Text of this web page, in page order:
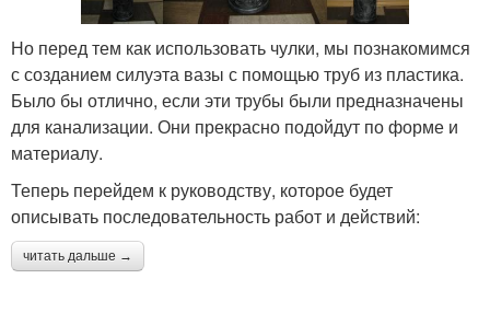
Но перед тем как использовать чулки, мы познакомимся
с созданием силуэта вазы с помощью труб из пластика.
Было бы отлично, если эти трубы были предназначены
для канализации. Они прекрасно подойдут по форме и
материалу.
Теперь перейдем к руководству, которое будет
описывать последовательность работ и действий:
читать дальше →